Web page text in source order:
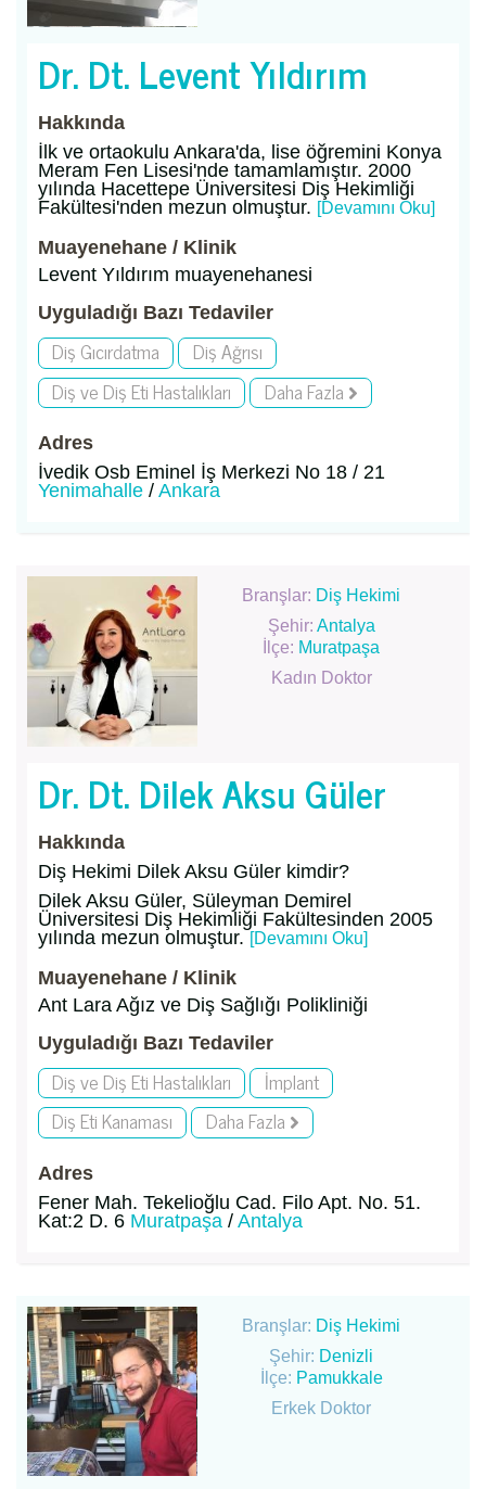
Dr. Dt. Levent Yıldırım
Hakkında
İlk ve ortaokulu Ankara'da, lise öğremini Konya
Meram Fen Lisesi'nde tamamlamıştır. 2000
yılında Hacettepe Üniversitesi Diş Hekimliği
Fakültesi'nden mezun olmuştur. [Devamını Oku]
Muayenehane / Klinik
Levent Yıldırım muayenehanesi
Uyguladığı Bazı Tedaviler
Diş Gıcırdatma
Diş Ağrısı
Diş ve Diş Eti Hastalıkları
Daha Fazla
Adres
İvedik Osb Eminel İş Merkezi No 18 / 21
Yenimahalle / Ankara
Branşlar: Diş Hekimi
Şehir: Antalya
İlçe: Muratpaşa
Kadın Doktor
Dr. Dt. Dilek Aksu Güler
Hakkında
Diş Hekimi Dilek Aksu Güler kimdir?
Dilek Aksu Güler, Süleyman Demirel
Üniversitesi Diş Hekimliği Fakültesinden 2005
yılında mezun olmuştur.[Devamını Oku]
Muayenehane / Klinik
Ant Lara Ağız ve Diş Sağlığı Polikliniği
Uyguladığı Bazı Tedaviler
Diş ve Diş Eti Hastalıkları
İmplant
Diş Eti Kanaması
Daha Fazla
Adres
Fener Mah. Tekelioğlu Cad. Filo Apt. No. 51.
Kat:2 D. 6 Muratpaşa / Antalya
Branşlar: Diş Hekimi
Şehir: Denizli
İlçe: Pamukkale
Erkek Doktor